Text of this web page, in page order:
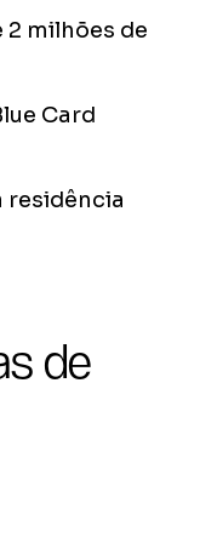
2 milhões de
Card
residência
de